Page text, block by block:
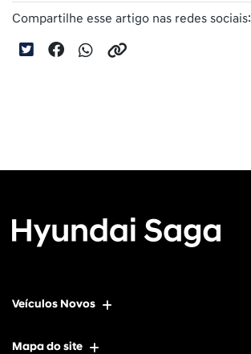
Compartilhe esse artigo nas redes sociais:
Veículos Novos
Mapa do site